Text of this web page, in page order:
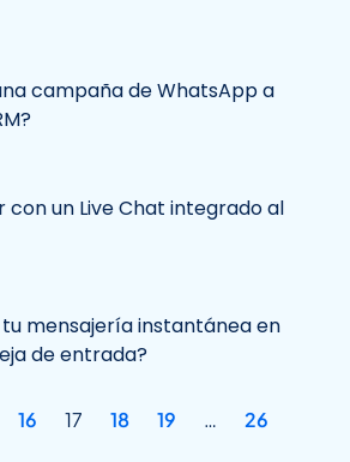
campaña de WhatsApp a
un Live Chat integrado al
mensajería instantánea en
de entrada?
16 17 18 19 … 26